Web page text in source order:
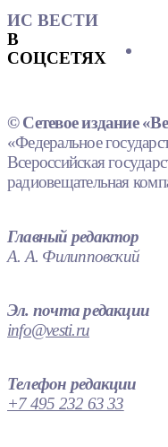
ИС ВЕСТИ
В
СОЦСЕТЯХ
© Сетевое издание
«Федеральное
Всероссийская
радиовещательная
Главный редактор
А. А. Филипповский
Эл. почта редакции
info@vesti.ru
Телефон редакции
+7 495 232 63 33